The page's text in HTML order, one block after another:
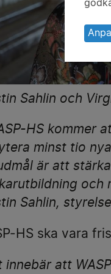
Sahlin och
HS kommer
minst tio
är att
och
Sahlin,
HS ska vara
innebär att